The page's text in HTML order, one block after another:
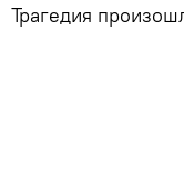
Трагедия